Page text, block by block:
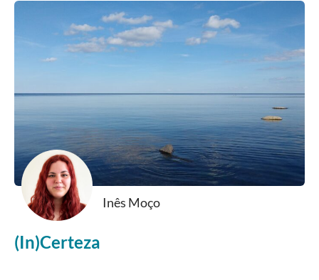
Inês Moço
(In)Certeza